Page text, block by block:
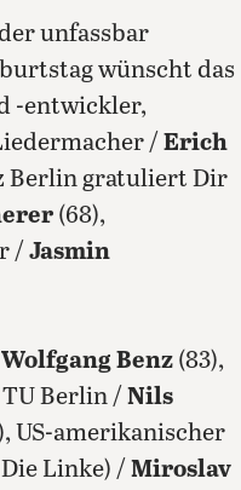
unfassbar
wünscht das
-entwickler,
/ Erich
Berlin gratuliert Dir
(68),
/ Jasmin
Wolfgang Benz (83),
Berlin / Nils
US-amerikanischer
Linke) / Miroslav